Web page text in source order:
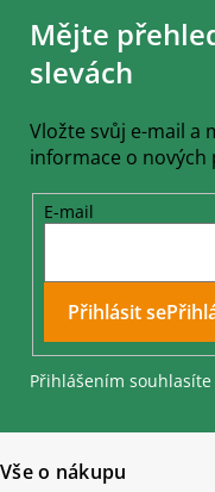
Mějte
slevách
Vložte svůj e-mail a
informace o nových
E-mail
Přihlášením souhlasíte
Vše o nákupu